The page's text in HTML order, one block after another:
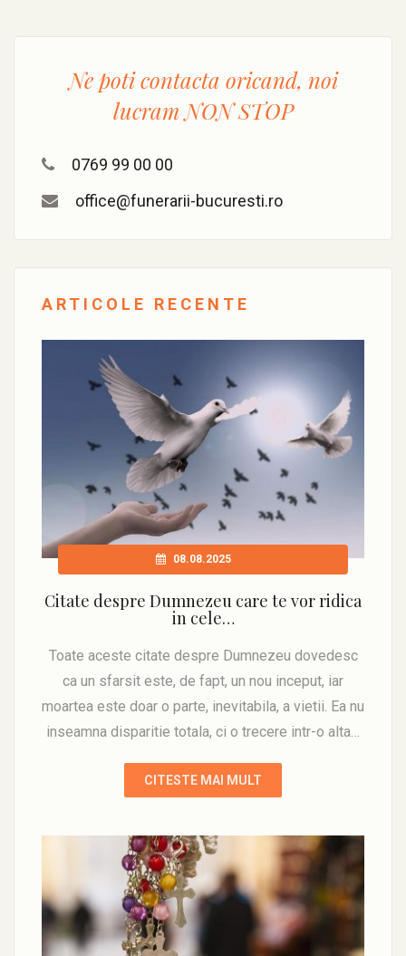
Ne poti contacta oricand, noi
lucramNON STOP
0769 99 00 00
office@funerarii-bucuresti.ro
ARTICOLE RECENTE
08.08.2025
Citate despre Dumnezeu care te vor ridica
in cele…
Toate aceste citate despre Dumnezeu dovedesc
ca un sfarsit este, de fapt, un nou inceput, iar
moartea este doar o parte, inevitabila, a vietii. Ea nu
inseamna disparitie totala, ci o trecere intr-o alta…
CITESTE MAI MULT